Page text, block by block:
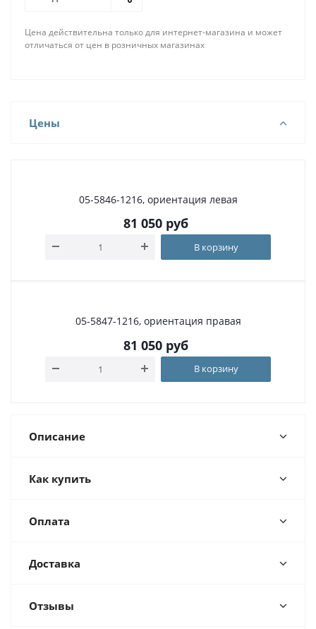
Цена действительна только для интернет-магазина и может
отличаться от цен в розничных магазинах
Цены
05-5846-1216, ориентация левая
81 050руб
В корзину
05-5847-1216, ориентация правая
81 050руб
В корзину
Описание
Как купить
Оплата
Доставка
Отзывы